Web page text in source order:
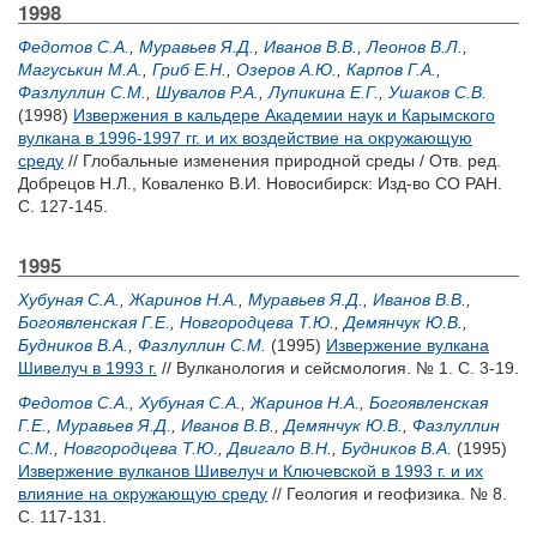
1998
Федотов С.А. Муравьев Я.Д. Иванов В.В. Леонов В.Л.
Магуськин М.А.
Гриб Е.Н. Озеров А.Ю. Карпов Г.А.
Фазлуллин С.М.
Шувалов Р.А. Лупикина Е.Г.
Ушаков С.В.
(1998) Извержения в кальдере Академии наук и Карымского
вулкана в 1996-1997 гг. и их воздействие на окружающую
среду // Глобальные изменения природной среды / Отв. ред.
Добрецов Н.Л.
Коваленко В.И.
Новосибирск: Изд-во СО РАН.
С. 127-145.
1995
Хубуная С.А. Жаринов Н.А. Муравьев Я.Д. Иванов В.В.
Богоявленская Г.Е.
Новгородцева Т.Ю. Демянчук Ю.В.
Будников В.А.
Фазлуллин С.М. (1995) Извержение вулкана
Шивелуч в 1993 г. // Вулканология и сейсмология. № 1. С. 3-19.
Федотов С.А.
Хубуная С.А. Жаринов Н.А.
Богоявленская
Г.Е.
Муравьев Я.Д. Иванов В.В. Демянчук Ю.В.
Фазлуллин
С.М.
Новгородцева Т.Ю. Двигало В.Н. Будников В.А. (1995)
Извержение вулканов Шивелуч и Ключевской в 1993 г. и их
влияние на окружающую среду // Геология и геофизика. № 8.
С. 117-131.